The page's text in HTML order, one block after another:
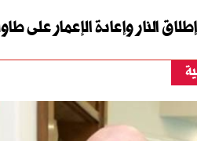
النار وإعادة الإعمار على